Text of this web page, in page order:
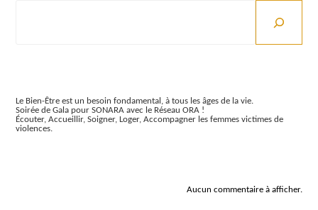
Le Bien-Être est un besoin fondamental, à tous les âges de la vie.
Soirée de Gala pour SONARA avec le Réseau ORA !
Écouter, Accueillir, Soigner, Loger, Accompagner les femmes victimes de
violences.
Aucun commentaire à afficher.